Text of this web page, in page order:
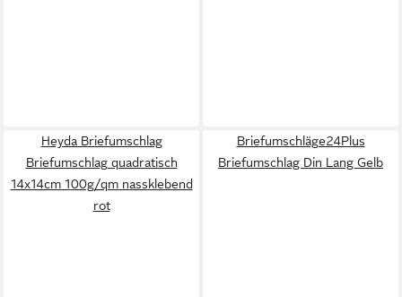
Heyda Briefumschlag
Briefumschlag quadratisch
14x14cm 100g/qm nassklebend
rot
Briefumschläge24Plus
Briefumschlag Din Lang Gelb